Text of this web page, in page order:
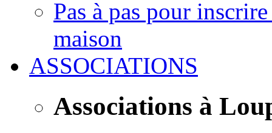
Pas à pas pour
maison
ASSOCIATIONS
Associations à